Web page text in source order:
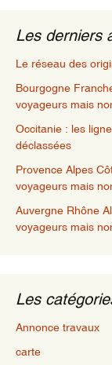
Les derniers
Le réseau des
Bourgogne
voyageurs mais
Occitanie : les
déclassées
Provence Alpes
voyageurs mais
Auvergne Rhône
voyageurs mais
Les
Annonce travaux
carte